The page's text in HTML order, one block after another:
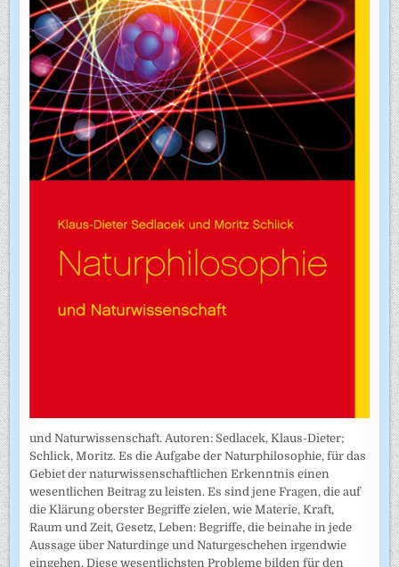
und Naturwissenschaft. Autoren: Sedlacek, Klaus-Dieter;
Schlick, Moritz. Es die Aufgabe der Naturphilosophie, für das
Gebiet der naturwissenschaftlichen Erkenntnis einen
wesentlichen Beitrag zu leisten. Es sind jene Fragen, die auf
die Klärung oberster Begriffe zielen, wie Materie, Kraft,
Raum und Zeit, Gesetz, Leben: Begriffe, die beinahe in jede
Aussage über Naturdinge und Naturgeschehen irgendwie
eingehen. Diese wesentlichsten Probleme bilden für den